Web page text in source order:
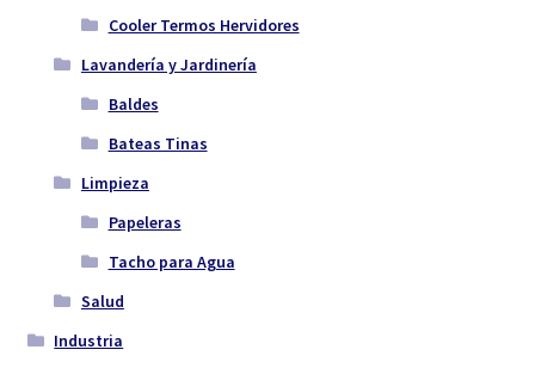
Cooler Termos Hervidores
Lavandería y Jardinería
Baldes
Bateas Tinas
Limpieza
Papeleras
Tacho para Agua
Salud
Industria